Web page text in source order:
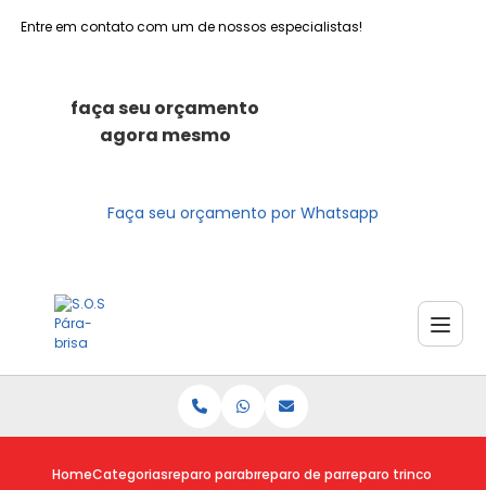
Entre em contato com um de nossos especialistas!
faça seu orçamento
agora mesmo
Faça seu orçamento por Whatsapp
HomeCategoriasreparo parabrisasreparo de parabrisa trincado
reparo trinco